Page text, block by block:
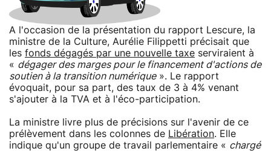
A l'occasion de la présentation du rapport Lescure, la
ministre de la Culture, Aurélie Filippetti précisait que
les fonds dégagés par une nouvelle taxe serviraient à
« dégager des marges pour le financement d'actions de
soutien à la transition numérique». Le rapport
évoquait, pour sa part, des taux de 3 à 4% venant
s'ajouter à la TVA et à l'éco-participation.
La ministre livre plus de précisions sur l'avenir de ce
prélèvement dans les colonnes de Libération. Elle
indique qu'un groupe de travail parlementaire « chargé